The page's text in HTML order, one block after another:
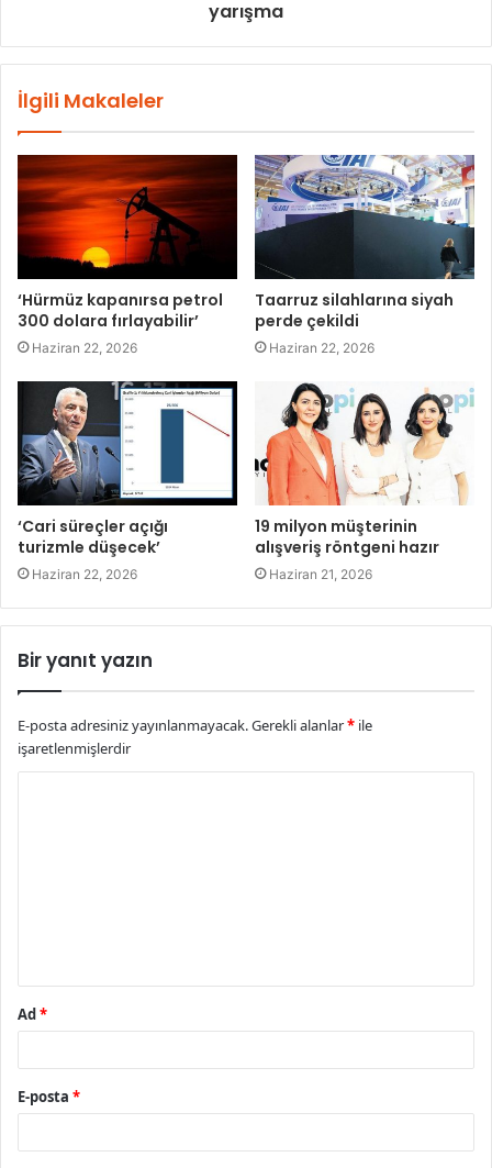
yarışma
İlgili Makaleler
‘Hürmüz kapanırsa petrol
300 dolara fırlayabilir’
Haziran 22, 2026
Taarruz silahlarına siyah
perde çekildi
Haziran 22, 2026
‘Cari süreçler açığı
turizmle düşecek’
Haziran 22, 2026
19 milyon müşterinin
alışveriş röntgeni hazır
Haziran 21, 2026
Bir yanıt yazın
E-posta adresiniz yayınlanmayacak.Gerekli alanlar* ile
işaretlenmişlerdir
Ad*
E-posta *